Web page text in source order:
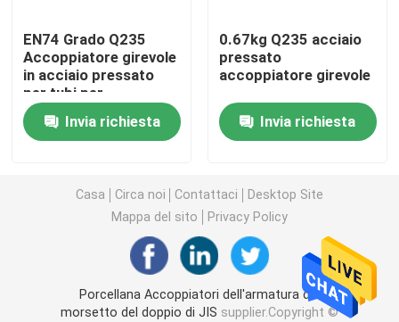
Armatura Jack Base
Testa dell'armatura U
Parti d'acciaio del puntello dell'armatura
Legame Rod System della cassaforma
Legame Rod Nut
EN74 Grado Q235
Accoppiatore girevole
in acciaio pressato
per tubi per
impalcature
Invia richiesta
0.67kg Q235 acciaio
pressato
accoppiatore girevole
Invia richiesta
Casa Circa noi Contattaci
Desktop Site
Mappa del sito
Privacy Policy
Porcellana Accoppiatori dell'armatura del
morsetto del doppio di JIS supplier.Copyright ©